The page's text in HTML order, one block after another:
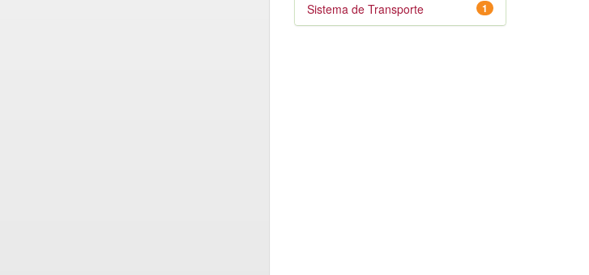
1
Sistema de Transporte